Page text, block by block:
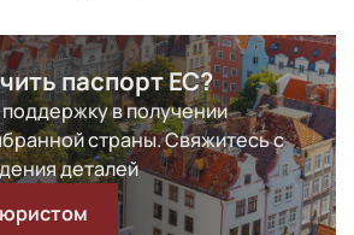
паспорт ЕС?
в получении
страны. Свяжитесь с
деталей
юристом